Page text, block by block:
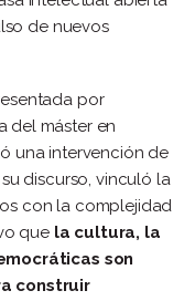
de nuevos
por
del máster en
una intervención de
discurso, vinculó la
con la complejidad
que la cultura, la
son
construir